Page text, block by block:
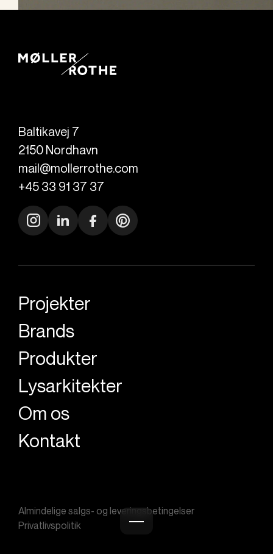
Baltikavej 7
2150 Nordhavn
mail@mollerrothe.com
+45 33 91 37 37
Projekter
Brands
Produkter
Lysarkitekter
Om os
Kontakt
Almindelige salgs- og leveringsbetingelser
Privatlivspolitik